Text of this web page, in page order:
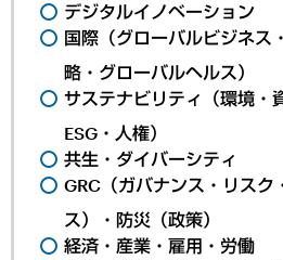
デジタルイノベーション
国際（グローバルビジネス
略・グローバルヘルス）
サステナビリティ（環境・
ESG・人権）
共生・ダイバーシティ
GRC（ガバナンス・リスク
ス）・防災（政策）
経済・産業・雇用・労働